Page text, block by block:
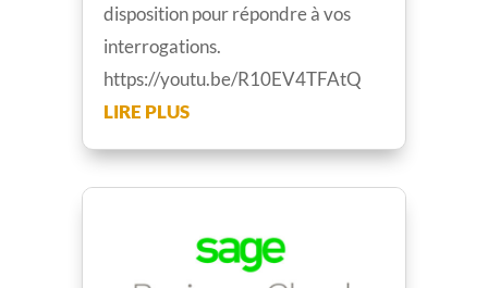
disposition pour répondre à vos
interrogations.
https://youtu.be/R10EV4TFAtQ
LIRE PLUS